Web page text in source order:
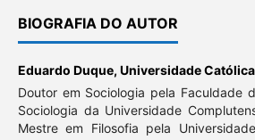
BIOGRAFIA DO AUTOR
Eduardo Duque, Universidade
Doutor em Sociologia pela Faculdade
Sociologia da Universidade
Mestre em Filosofia pela